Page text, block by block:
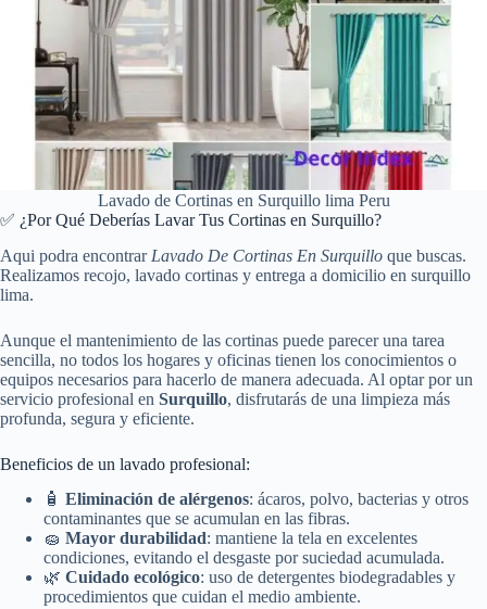
Lavado de Cortinas en Surquillo lima Peru
✅ ¿Por Qué Deberías Lavar Tus Cortinas en Surquillo?
Aqui podra encontrar Lavado De Cortinas En Surquillo que buscas.
Realizamos recojo, lavado cortinas y entrega a domicilio en surquillo
lima.
Aunque el mantenimiento de las cortinas puede parecer una tarea
sencilla, no todos los hogares y oficinas tienen los conocimientos o
equipos necesarios para hacerlo de manera adecuada. Al optar por un
servicio profesional en Surquillo, disfrutarás de una limpieza más
profunda, segura y eficiente.
Beneficios de un lavado profesional:
🧴 Eliminación de alérgenos: ácaros, polvo, bacterias y otros
contaminantes que se acumulan en las fibras.
🧽 Mayor durabilidad: mantiene la tela en excelentes
condiciones, evitando el desgaste por suciedad acumulada.
🌿 Cuidado ecológico: uso de detergentes biodegradables y
procedimientos que cuidan el medio ambiente.